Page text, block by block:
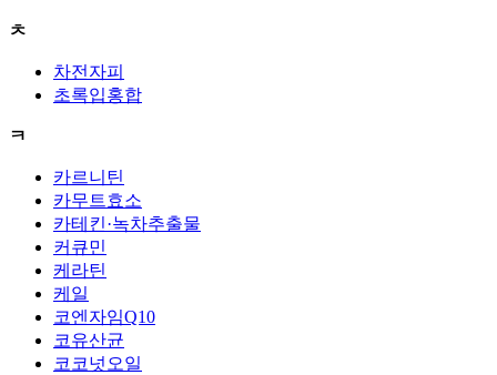
ㅊ
차전자피
초록입홍합
ㅋ
카르니틴
카무트효소
카테킨·녹차추출물
커큐민
케라틴
케일
코엔자임Q10
코유산균
코코넛오일